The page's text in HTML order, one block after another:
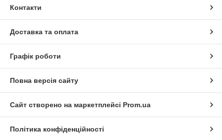
Контакти
Доставка та оплата
Графік роботи
Повна версія сайту
Сайт створено на маркетплейсі Prom.ua
Політика конфіденційності